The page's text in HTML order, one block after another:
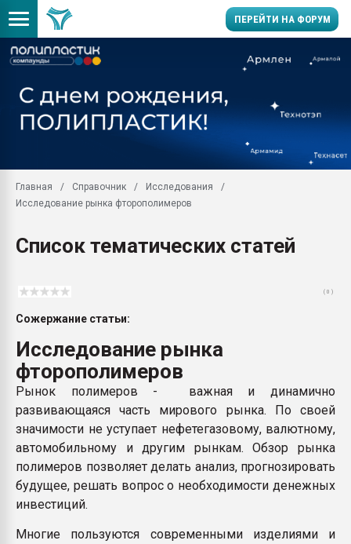
ПЕРЕЙТИ НА ФОРУМ
заводу пластмасс"
Подмосковье, Москва
ПЕРЕЙТИ НА
Главная Справочник
Исследования
Исследование рынка фторополимеров
Список тематических статей
( 0 )
Сожержание статьи:
Исследование рынка
фторополимеров
Рынок полимеров - важная и динамично
развивающаяся часть мирового рынка. По своей
значимости не уступает нефетегазовому, валютному,
автомобильному и другим рынкам. Обзор рынка
полимеров позволяет делать анализ, прогнозировать
будущее, решать вопрос о необходимости денежных
инвестиций.
Многие пользуются современными изделиями и